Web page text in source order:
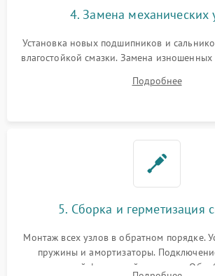
4. Замена механических
Установка новых подшипников и
влагостойкой смазки. Замена изношенных
или поврежденной резиновой
Подробнее
5. Сборка и герметизация
Монтаж всех узлов в обратном порядке.
пружины и амортизаторы.
надежной фиксацией хомутами.